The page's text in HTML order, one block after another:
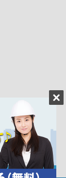
て